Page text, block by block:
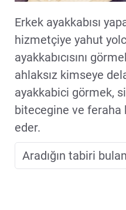
Erkek ayakkabısı
hizmetçiye yahut
ayakkabıcısını
ahlaksız kimseye
ayakkabici görmek,
bitecegine ve feraha
eder.